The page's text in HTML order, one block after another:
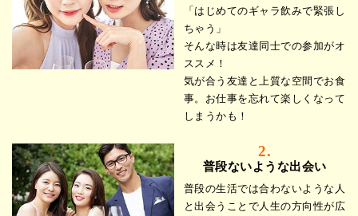
「はじめてのギャラ飲みで緊張し
ちゃう」
そんな時は友達同士での参加がオ
ススメ！
気が合う友達と上質な空間でお食
事。お仕事を忘れて楽しくなって
しまうかも！
2.
普段ないような出会い
普段の生活では合わないような人
と出会うことで人生の方向性が広